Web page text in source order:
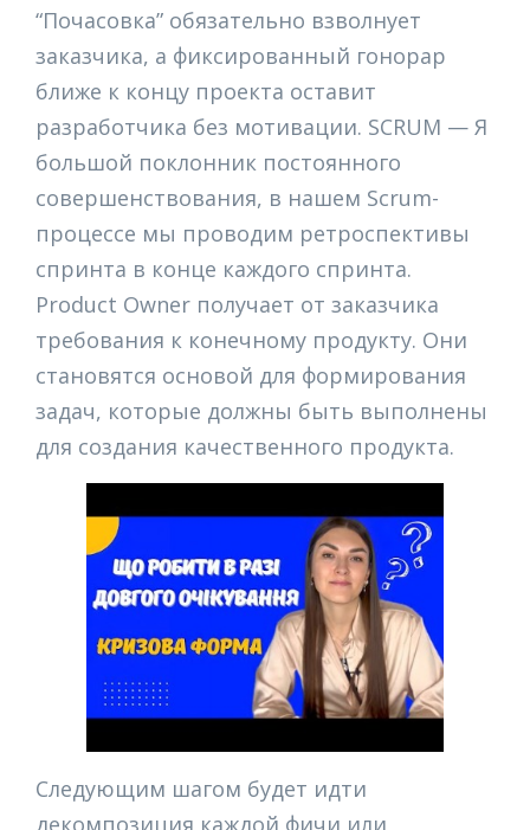
“Почасовка” обязательно взволнует
заказчика, а фиксированный гонорар
ближе к концу проекта оставит
разработчика без мотивации. SCRUM — Я
большой поклонник постоянного
совершенствования, в нашем Scrum-
процессе мы проводим ретроспективы
спринта в конце каждого спринта.
Product Owner получает от заказчика
требования к конечному продукту. Они
становятся основой для формирования
задач, которые должны быть выполнены
для создания качественного продукта.
Следующим шагом будет идти
декомпозиция каждой фичи или